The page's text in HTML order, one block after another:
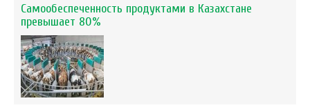
Самообеспеченность продуктами в Казахстане
превышает 80%